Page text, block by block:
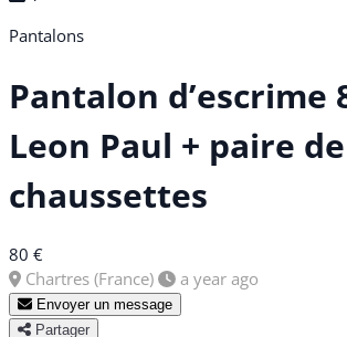
Pantalons
Pantalon d’escrime
Leon Paul + paire de
chaussettes
80 €
Chartres (France)
a year ago
Envoyer un message
Partager